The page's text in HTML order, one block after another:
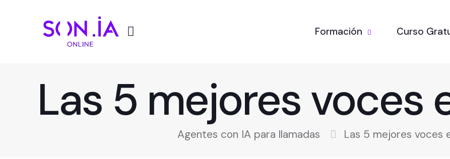
Formación Curso
Las 5 mejores voces
Agentes con IA para llamadas Las 5 mejores voces